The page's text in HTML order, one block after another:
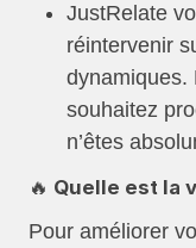
JustRelate
réintervenir
dynamiques.
souhaitez
n’êtes
🔥 Quelle est la
Pour améliorer